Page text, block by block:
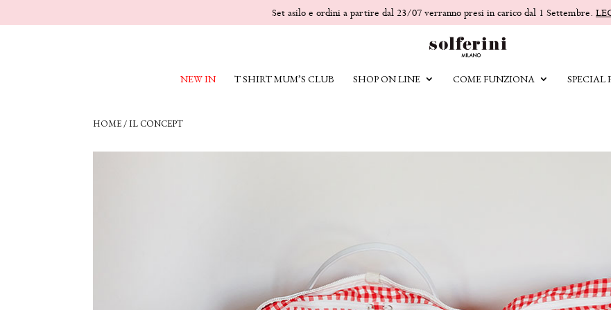
Set asilo e ordini a partire dal 23/07 verranno presi in carico dal 1 Settembre.
NEW IN T SHIRT MUM’S CLUB SHOP ON LINE COME FUNZIONA SPECIAL
HOME /IL CONCEPT